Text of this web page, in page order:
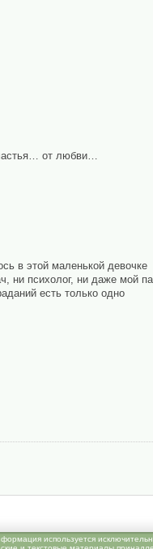
от любви…
в этой маленькой девочке
ни психолог, ни даже мой
есть только одно
используется